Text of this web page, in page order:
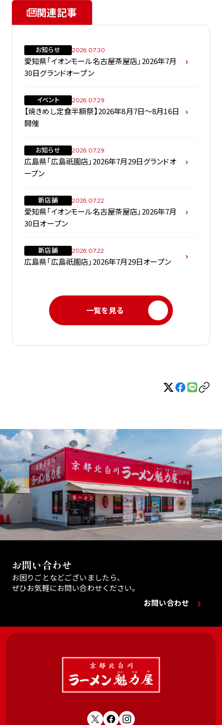
関連記事
お知らせ 2026.07.30
愛知県「イオンモール名古屋茶屋店」2026年7月
30日グランドオープン
イベント 2026.07.29
【焼きめし定食半額祭】2026年8月7日～8月16日
開催
お知らせ 2026.07.29
広島県「広島祇園店」2026年7月29日グランドオ
ープン
新店舗 2026.07.22
愛知県「イオンモール名古屋茶屋店」2026年7月
30日オープン
新店舗 2026.07.22
広島県「広島祇園店」2026年7月29日オープン
一覧を見る
お問い合わせ
お困りごとなどございましたら、
ぜひお気軽にお問い合わせください。
お問い合わせ